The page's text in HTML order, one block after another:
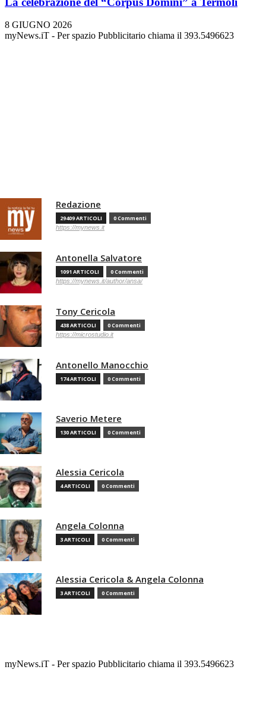
8 GIUGNO 2026
myNews.iT - Per spazio Pubblicitario chiama il 393.5496623
Redazione
29409 ARTICOLI 0 Commenti
https://mynews.it
Antonella Salvatore
1091 ARTICOLI 0 Commenti
https://mynews.it/author/ansa/
Tony Cericola
438 ARTICOLI 0 Commenti
https://microstudio.it
Antonello Manocchio
174 ARTICOLI 0 Commenti
Saverio Metere
130 ARTICOLI 0 Commenti
Alessia Cericola
4 ARTICOLI 0 Commenti
Angela Colonna
3 ARTICOLI 0 Commenti
Alessia Cericola & Angela Colonna
3 ARTICOLI 0 Commenti
myNews.iT - Per spazio Pubblicitario chiama il 393.5496623